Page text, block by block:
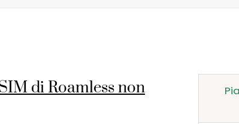
di Roamless non